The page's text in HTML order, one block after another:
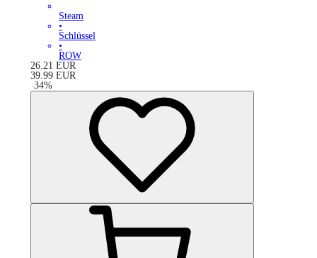
Steam
•
Schlüssel
•
ROW
26.21 EUR
39.99 EUR
-34%